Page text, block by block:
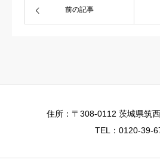
前の記事
住所：〒308-0112 茨城県筑
TEL：0120-39-